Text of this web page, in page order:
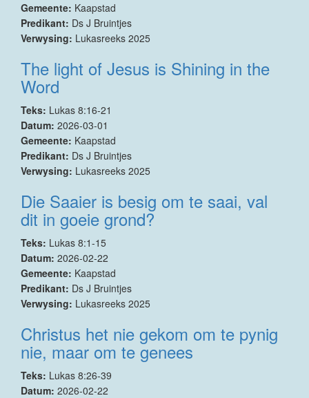
Gemeente: Kaapstad
Predikant: Ds J Bruintjes
Verwysing: Lukasreeks 2025
The light of Jesus is Shining in the
Word
Teks: Lukas 8:16-21
Datum: 2026-03-01
Gemeente: Kaapstad
Predikant: Ds J Bruintjes
Verwysing: Lukasreeks 2025
Die Saaier is besig om te saai, val
dit in goeie grond?
Teks: Lukas 8:1-15
Datum: 2026-02-22
Gemeente: Kaapstad
Predikant: Ds J Bruintjes
Verwysing: Lukasreeks 2025
Christus het nie gekom om te pynig
nie, maar om te genees
Teks: Lukas 8:26-39
Datum: 2026-02-22